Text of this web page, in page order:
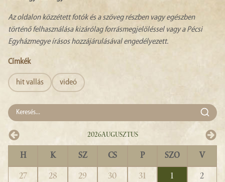
Az oldalon közzétett fotók és a szöveg részben vagy egészben
történő felhasználása kizárólag forrásmegjelöléssel vagy a Pécsi
Egyházmegye írásos hozzájárulásával engedélyezett.
Címkék
hit vallás videó
2026Augusztus
H K SZ CS P SZO V
27 28 29 30 31 1
2